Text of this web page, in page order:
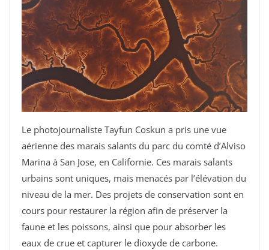
Le photojournaliste Tayfun Coskun a pris une vue
aérienne des marais salants du parc du comté d’Alviso
Marina à San Jose, en Californie. Ces marais salants
urbains sont uniques, mais menacés par l’élévation du
niveau de la mer. Des projets de conservation sont en
cours pour restaurer la région afin de préserver la
faune et les poissons, ainsi que pour absorber les
eaux de crue et capturer le dioxyde de carbone.